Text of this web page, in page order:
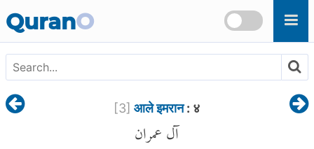
QuranO
[3] आले इमरान: ४
آل عمران